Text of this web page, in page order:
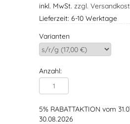
inkl. MwSt. zzgl.
Lieferzeit: 6-10 Werktage
Varianten
Anzahl:
5% RABATTAKTION vom
30.08.2026